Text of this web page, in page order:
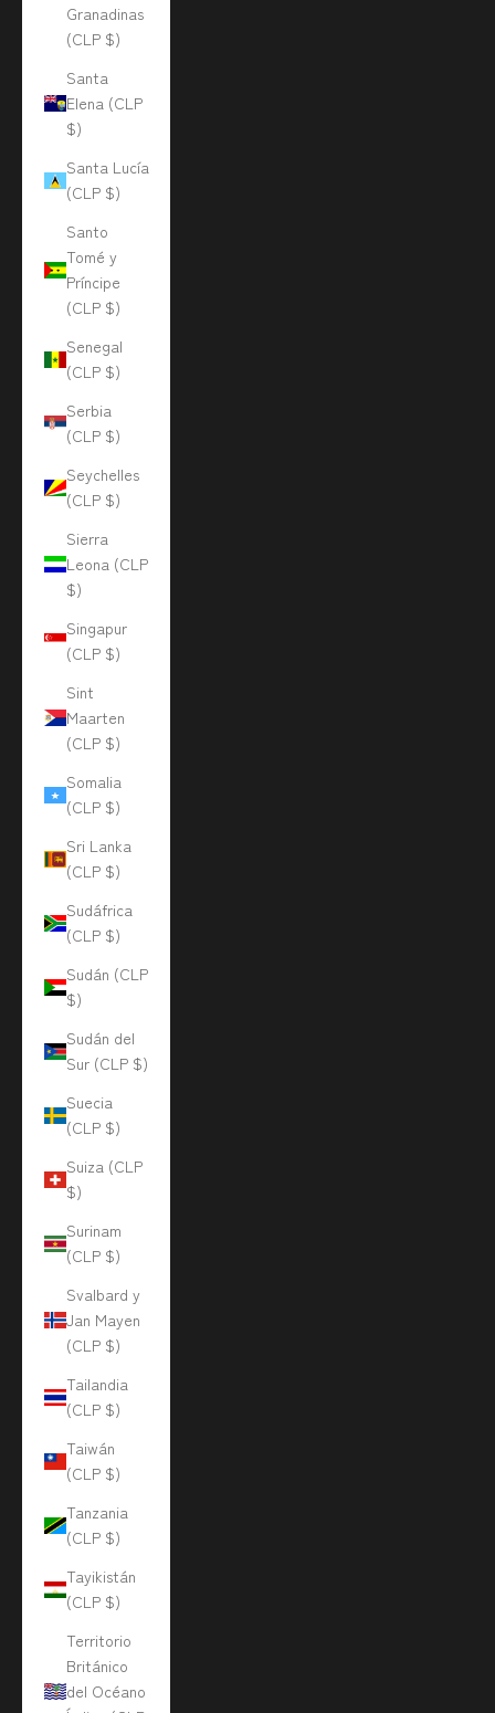
Granadinas
(CLP $)
Santa
Elena (CLP
$)
Santa Lucía
(CLP $)
Santo
Tomé y
Príncipe
(CLP $)
Senegal
(CLP $)
Serbia
(CLP $)
Seychelles
(CLP $)
Sierra
Leona (CLP
$)
Singapur
(CLP $)
Sint
Maarten
(CLP $)
Somalia
(CLP $)
Sri Lanka
(CLP $)
Sudáfrica
(CLP $)
Sudán (CLP
$)
Sudán del
Sur (CLP $)
Suecia
(CLP $)
Suiza (CLP
$)
Surinam
(CLP $)
Svalbard y
Jan Mayen
(CLP $)
Tailandia
(CLP $)
Taiwán
(CLP $)
Tanzania
(CLP $)
Tayikistán
(CLP $)
Territorio
Británico
del Océano